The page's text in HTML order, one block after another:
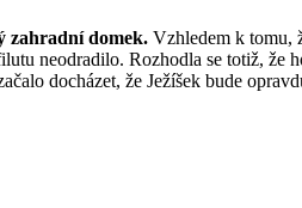
zahradní domek. Vzhledem k tomu,
neodradilo. Rozhodla se totiž, že
docházet, že Ježíšek bude